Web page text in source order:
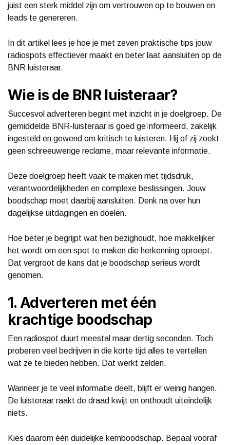
juist een sterk middel zijn om vertrouwen op te bouwen en
leads te genereren.
In dit artikel lees je hoe je met zeven praktische tips jouw
radiospots effectiever maakt en beter laat aansluiten op de
BNR luisteraar.
Wie is de BNR luisteraar?
Succesvol adverteren begint met inzicht in je doelgroep. De
gemiddelde BNR-luisteraar is goed geïnformeerd, zakelijk
ingesteld en gewend om kritisch te luisteren. Hij of zij zoekt
geen schreeuwerige reclame, maar relevante informatie.
Deze doelgroep heeft vaak te maken met tijdsdruk,
verantwoordelijkheden en complexe beslissingen. Jouw
boodschap moet daarbij aansluiten. Denk na over hun
dagelijkse uitdagingen en doelen.
Hoe beter je begrijpt wat hen bezighoudt, hoe makkelijker
het wordt om een spot te maken die herkenning oproept.
Dat vergroot de kans dat je boodschap serieus wordt
genomen.
1. Adverteren met één
krachtige boodschap
Een radiospot duurt meestal maar dertig seconden. Toch
proberen veel bedrijven in die korte tijd alles te vertellen
wat ze te bieden hebben. Dat werkt zelden.
Wanneer je te veel informatie deelt, blijft er weinig hangen.
De luisteraar raakt de draad kwijt en onthoudt uiteindelijk
niets.
Kies daarom één duidelijke kernboodschap. Bepaal vooraf